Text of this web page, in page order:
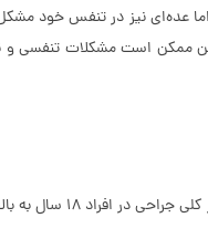
عده‌ای نیز در تنفس خود
است مشکلات تنفسی و
به بالا انجام می‌شود.